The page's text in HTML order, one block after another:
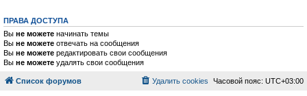
ПРАВА ДОСТУПА
Вы не можете начинать темы
Вы не можете отвечать на сообщения
Вы не можете редактировать свои сообщения
Вы не можете удалять свои сообщения
Список форумов Часовой пояс: UTC+03:00
Удалить cookies